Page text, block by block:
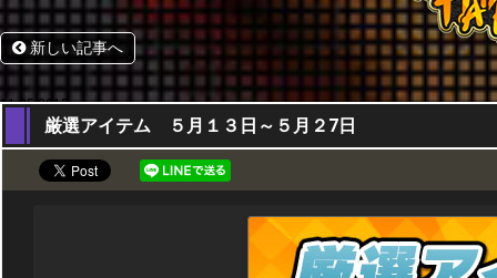
新しい記事へ
11,05,2015
厳選アイテム ５月１３日～５月２7日